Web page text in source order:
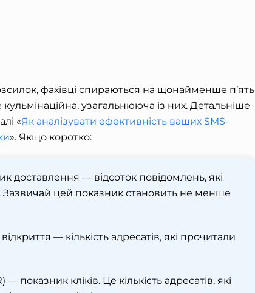
фахівці спираються на щонайменше п’ять
кульмінаційна, узагальнююча із них. Детальніше
«Як аналізувати ефективність ваших SMS-
». Якщо коротко:
доставлення — відсоток повідомлень, які
Зазвичай цей показник становить не менше
— кількість адресатів, які прочитали
показник кліків. Це кількість адресатів, які